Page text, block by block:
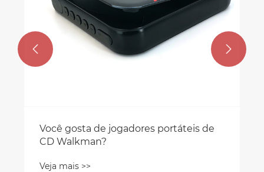
Você gosta de jogadores portáteis de
CD Walkman?
Veja mais >>
 